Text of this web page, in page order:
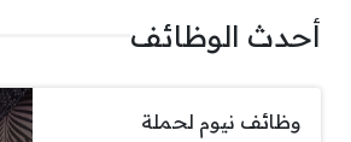
أحدث الوظائف
وظائف نيوم لحملة